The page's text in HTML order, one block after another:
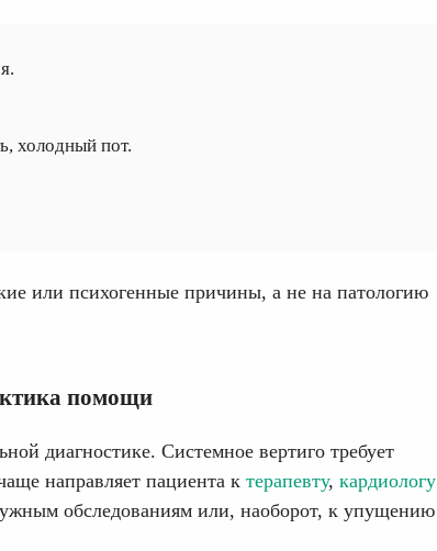
холодный пот.
или психогенные причины, а не на патологию
помощи
диагностике. Системное вертиго требует
направляет пациента к терапевту, кардиологу
обследованиям или, наоборот, к упущению